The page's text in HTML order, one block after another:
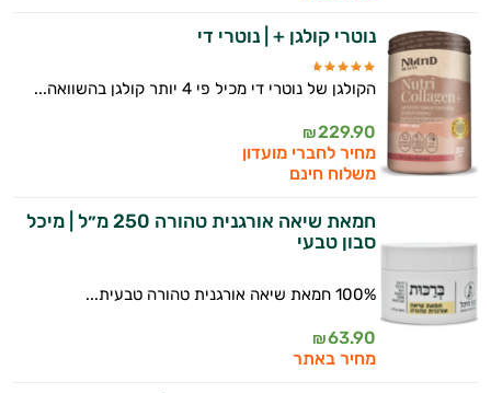
נוטרי קולגן + | נוטרי די
הקולגן של נוטרי די מכיל פי 4 יותר קולגן בהשוואה...
229.90
₪
מחיר לחברי מועדון
משלוח חינם
חמאת שיאה אורגנית טהורה 250 מ״ל | מיכל
סבון טבעי
100% חמאת שיאה אורגנית טהורה טבעית...
63.90
₪
מחיר באתר